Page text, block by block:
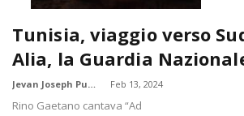
Tunisia, viaggio verso
Alia, la Guardia
Jevan Joseph Pudota Feb 13, 2024
Rino Gaetano cantava “Ad